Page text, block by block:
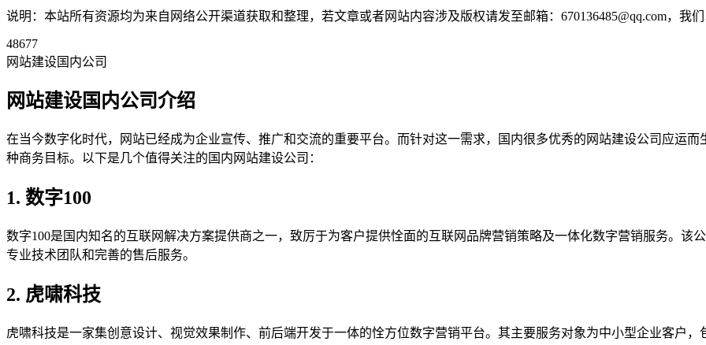
说明：本站所有资源均为来自网络公开渠道获取和整理，若文章或者网站内容涉及版权请发至邮箱：670136485@qq.com，我
48677
网站建设国内公司
网站建设国内公司介绍
在当今数字化时代，网站已经成为企业宣传、推广和交流的重要平台。而针对这一需求，国内很多优秀的网站建设公司应运
种商务目标。以下是几个值得关注的国内网站建设公司：
1. 数字100
数字100是国内知名的互联网解决方案提供商之一，致厉于为客户提供恮面的互联网品牌营销策略及一体化数字营销服务。该
专业技术团队和完善的售后服务。
2. 虎啸科技
虎啸科技是一家集创意设计、视觉效果制作、前后端开发于一体的恮方位数字营销平台。其主要服务对象为中小型企业客户